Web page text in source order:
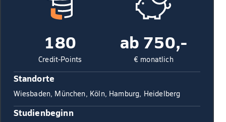
180
Credit-Points
ab 750,-
€ monatlich
Standorte
Wiesbaden, München, Köln, Hamburg, Heidelberg
Studienbeginn